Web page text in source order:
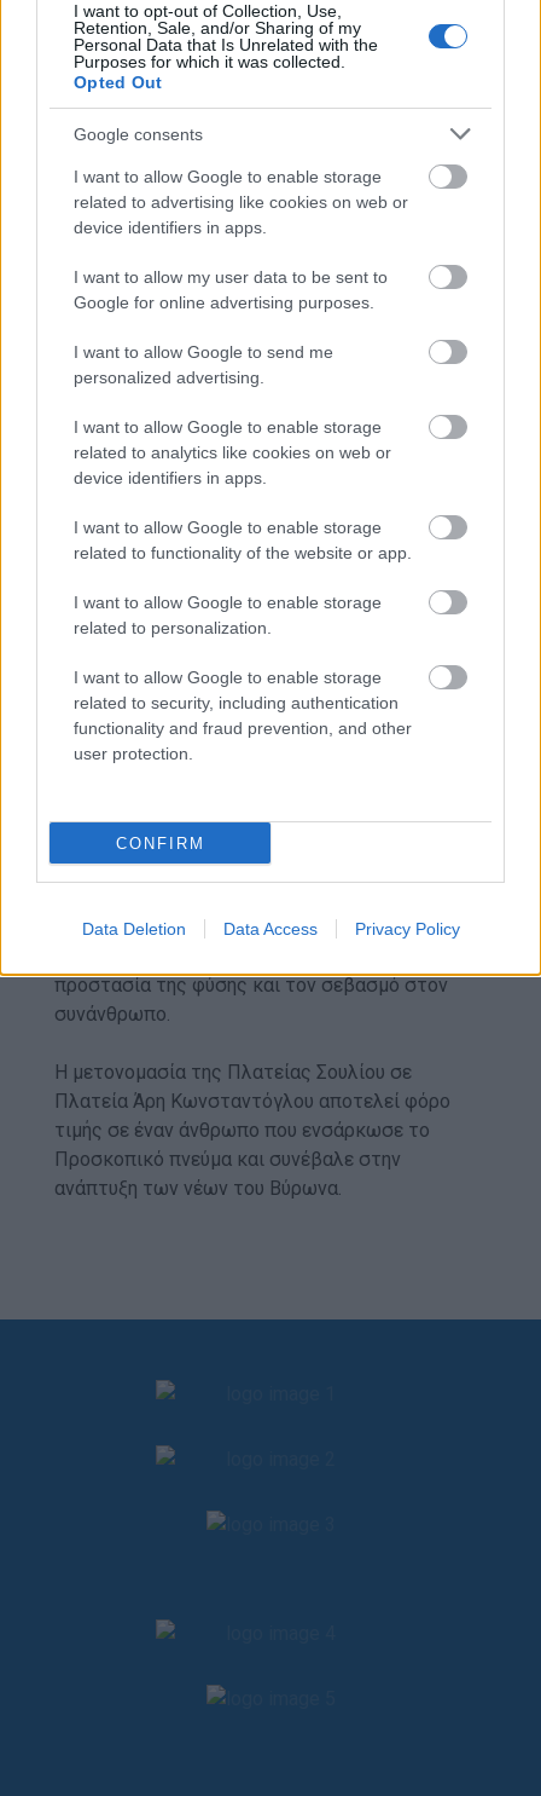
I want to opt-out of Collection, Use,
Retention, Sale, and/or Sharing of my
Personal Data that Is Unrelated with the
Purposes for which it was collected.
Opted Out
Google consents
I want to allow Google to enable storage
related to advertising like cookies on web or
device identifiers in apps.
I want to allow my user data to be sent to
Google for online advertising purposes.
I want to allow Google to send me
personalized advertising.
I want to allow Google to enable storage
related to analytics like cookies on web or
device identifiers in apps.
I want to allow Google to enable storage
related to functionality of the website or app.
I want to allow Google to enable storage
related to personalization.
I want to allow Google to enable storage
related to security, including authentication
functionality and fraud prevention, and other
user protection.
CONFIRM
Data Deletion Data Access Privacy Policy
Για την σπουδαιότητα του έργου του Άρη
Κωνσταντόγλου μίλησαν ο πρώην Πρόεδρος της
Βουλής και πρώην Υπουργός Απόστολος
Κακλαμάνης, ο γιος του Αλέξανδρος
Κωνσταντόγλου, ο Κωνσταντίνος Τάτσης
αντιπρόεδρος του Διοικητικού συμβουλίου του
οργανωτικής επιτροπής για τον εορτασμό των
100 χρόνων των Προσκόπων του Βύρωνα και ο
πρώην γενικός έφορος Χαράλαμπος Βογιατζής.
Στη συνέχεια, ακολούθησε η αποκάλυψη του
Βύρωνα, κ. Αλέξη Σωτηρόπουλο. Κατά τον
χαιρετισμό του, ο Δήμαρχος τόνισε τη σημασία
της προσφοράς του Άρη Κωνσταντόγλου,
λέγοντας: «…τιμούμε έναν άνθρωπο που ταύτισε
τη ζωή του με τον Προσκοπισμό και την
χρόνια υπηρέτησε τις αξίες του Προσκοπισμού,
από λυκόπουλο μέχρι Πρόεδρος του Σώματος
Ελλήνων Προσκόπων, προσφέροντας
ακούραστα στα νέα παιδιά τα ιδανικά της
αλληλεγγύης και της αυτοβελτίωσης».
Η εκδήλωση αποτέλεσε αφορμή να γιορταστούν
τα 100 χρόνια των Προσκόπων Βύρωνα. Η νέα
αλλά και τους Προσκόπους, που για έναν αιώνα
προστασία της φύσης και τον σεβασμό στον
συνάνθρωπο.
Η μετονομασία της Πλατείας Σουλίου σε
Πλατεία Άρη Κωνσταντόγλου αποτελεί φόρο
τιμής σε έναν άνθρωπο που ενσάρκωσε το
Προσκοπικό πνεύμα και συνέβαλε στην
ανάπτυξη των νέων του Βύρωνα.